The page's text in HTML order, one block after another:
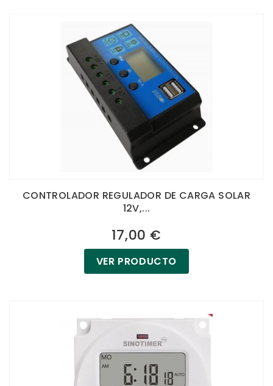
CONTROLADOR REGULADOR DE CARGA SOLAR
12V,...
17,00 €
VER PRODUCTO